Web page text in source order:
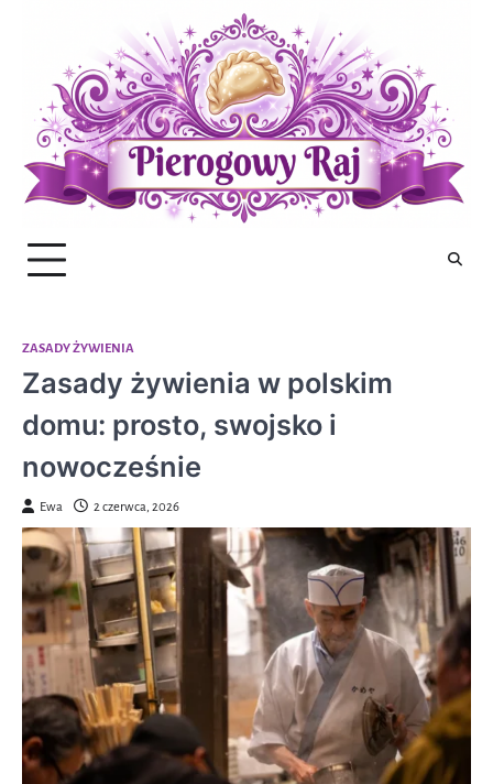
ZASADY ŻYWIENIA
Zasady żywienia w polskim
domu: prosto, swojsko i
nowocześnie
Ewa 2 czerwca, 2026